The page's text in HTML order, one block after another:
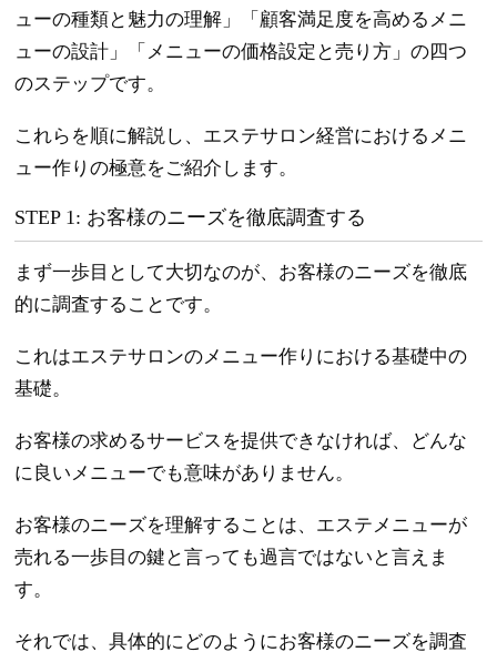
ューの種類と魅力の理解」「顧客満足度を高めるメニ
ューの設計」「メニューの価格設定と売り方」の四つ
のステップです。
これらを順に解説し、エステサロン経営におけるメニ
ュー作りの極意をご紹介します。
STEP 1: お客様のニーズを徹底調査する
まず一歩目として大切なのが、お客様のニーズを徹底
的に調査することです。
これはエステサロンのメニュー作りにおける基礎中の
基礎。
お客様の求めるサービスを提供できなければ、どんな
に良いメニューでも意味がありません。
お客様のニーズを理解することは、エステメニューが
売れる一歩目の鍵と言っても過言ではないと言えま
す。
それでは、具体的にどのようにお客様のニーズを調査